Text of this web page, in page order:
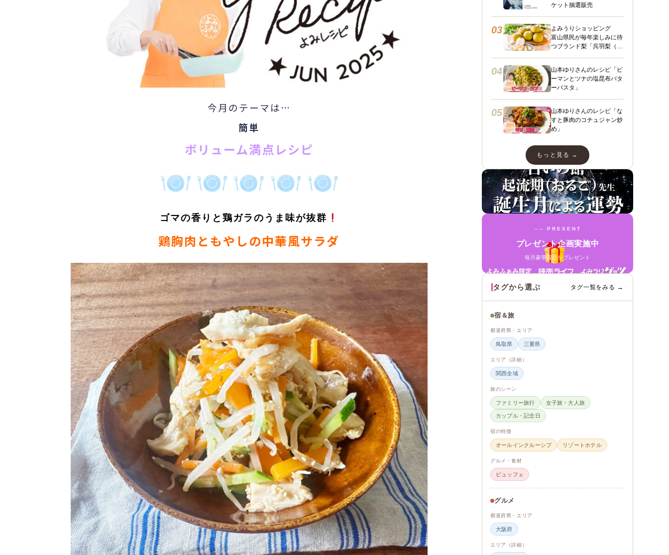
今月のテーマは…
簡単
ボリューム満点レシピ
ゴマの香りと鶏ガラのうま味が抜群
鶏胸肉ともやしの中華風サラダ
ケット抽選販売
03
よみうりショッピング
富山県民が毎年楽しみに待
つブランド梨「呉羽梨（幸
04
山本ゆりさんのレシピ「ピ
ーマンとツナの塩昆布バタ
ーパスタ」
05
山本ゆりさんのレシピ「な
すと豚肉のコチュジャン炒
め」
もっと見る →
占いを見る →
── PRESENT
プレゼント企画実施中
毎月豪華賞品をプレゼント
タグから選ぶ タグ一覧をみる →
宿＆旅
都道府県・エリア
鳥取県 三重県
エリア（詳細）
関西全域
旅のシーン
ファミリー旅行 女子旅・大人旅
カップル・記念日
宿の特徴
オールインクルーシブ リゾートホテル
グルメ・食材
ビュッフェ
グルメ
都道府県・エリア
大阪府
エリア（詳細）